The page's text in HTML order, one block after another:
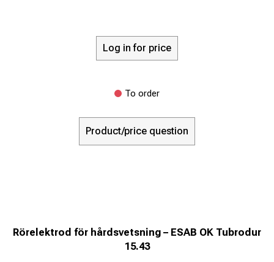
Log in for price
To order
Product/price question
Rörelektrod för hårdsvetsning – ESAB OK Tubrodur
15.43